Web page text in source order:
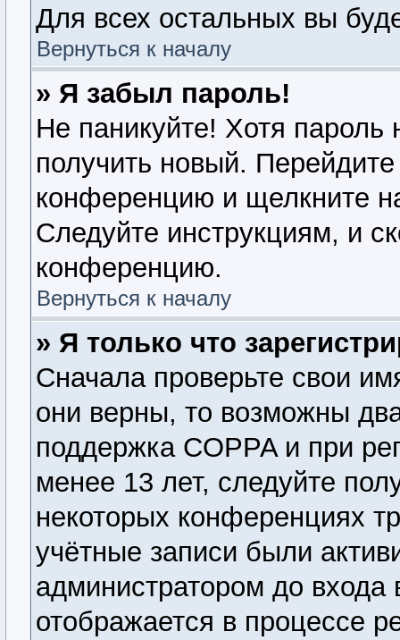
Для всех остальных вы
Вернуться к началу
» Я забыл пароль!
Не паникуйте! Хотя пароль
получить новый.
конференцию и щелкните
Следуйте инструкциям, и
конференцию.
Вернуться к началу
» Я только что
Сначала проверьте свои
они верны, то возможны
поддержка COPPA и при
менее 13 лет, следуйте
некоторых конференциях
учётные записи были
администратором до
отображается в процессе